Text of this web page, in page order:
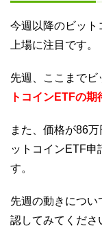
今週以降のビット
上場に注目です。
先週、ここまでビ
トコインETFの
また、価格が86
ットコインETF申
す。
先週の動きについ
認してみてくださ